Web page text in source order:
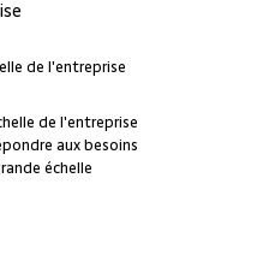
de l'entreprise
de l'entreprise
aux besoins
échelle